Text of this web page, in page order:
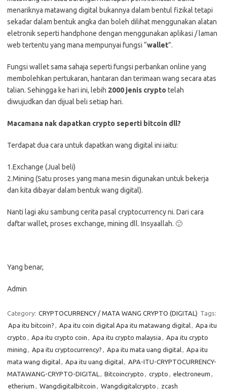
menariknya matawang digital bukannya dalam bentul fizikal tetapi
sekadar dalam bentuk angka dan boleh dilihat menggunakan alatan
eletronik seperti handphone dengan menggunakan aplikasi / laman
web tertentu yang mana mempunyai fungsi “wallet”.
Fungsi wallet sama sahaja seperti fungsi perbankan online yang
membolehkan pertukaran, hantaran dan terimaan wang secara atas
talian. Sehingga ke hari ini, lebih 2000 jenis crypto telah
diwujudkan dan dijual beli setiap hari.
Macamana nak dapatkan crypto seperti bitcoin dll?
Terdapat dua cara untuk dapatkan wang digital ini iaitu:
1.Exchange (Jual beli)
2.Mining (Satu proses yang mana mesin digunakan untuk bekerja
dan kita dibayar dalam bentuk wang digital).
Nanti lagi aku sambung cerita pasal cryptocurrency ni. Dari cara
daftar wallet, proses exchange, mining dll. Insyaallah. 🙂
Yang benar,
Admin
Category: CRYPTOCURRENCY / MATA WANG CRYPTO (DIGITAL) Tags:
Apa itu bitcoin? , Apa itu coin digital Apa itu matawang digital, Apa itu
crypto , Apa itu crypto coin , Apa itu crypto malaysia , Apa itu crypto
mining , Apa itu cryptocurrency? , Apa itu mata uang digital, Apa itu
mata wang digital, Apa itu uang digital, APA-ITU-CRYPTOCURRENCY-
MATAWANG-CRYPTO-DIGITAL , Bitcoincrypto , crypto , electroneum ,
etherium , Wangdigitalbitcoin , Wangdigitalcrypto , zcash